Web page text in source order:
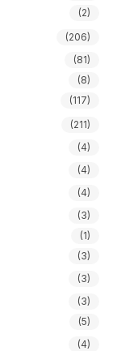
(2)
(206)
(81)
(8)
(117)
(211)
(4)
(4)
(4)
(3)
(1)
(3)
(3)
(3)
(5)
(4)